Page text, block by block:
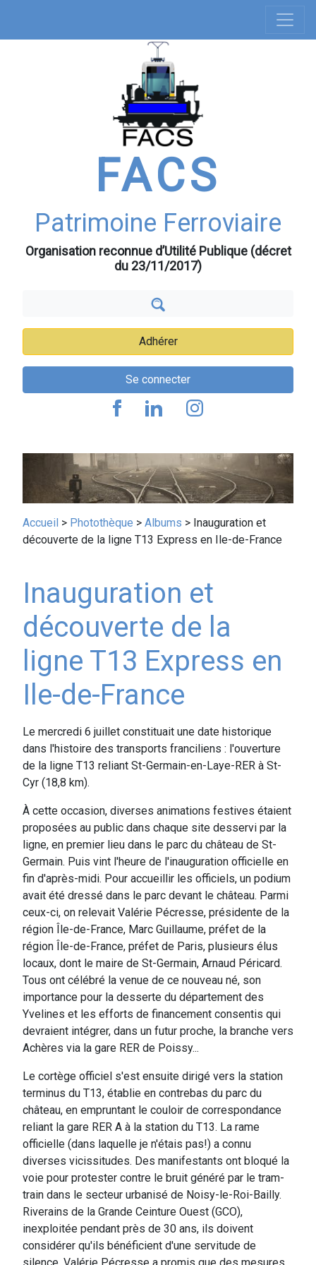
contenu
FACS
Patrimoine Ferroviaire
Organisation reconnue d’Utilité Publique (décret
du 23/11/2017)
Adhérer
Se connecter
principale
Fil
Accueil Photothèque Albums
Inauguration et
découverte de la ligne T13 Express en Ile-de-France
Inauguration et
découverte de la
ligne T13 Express en
Ile-de-France
Le mercredi 6 juillet constituait une date historique
dans l'histoire des transports franciliens : l'ouverture
de la ligne T13 reliant St-Germain-en-Laye-RER à St-
Cyr (18,8 km).
À cette occasion, diverses animations festives étaient
proposées au public dans chaque site desservi par la
ligne, en premier lieu dans le parc du château de St-
Germain. Puis vint l'heure de l'inauguration officielle en
fin d'après-midi. Pour accueillir les officiels, un podium
avait été dressé dans le parc devant le château. Parmi
ceux-ci, on relevait Valérie Pécresse, présidente de la
région Île-de-France, Marc Guillaume, préfet de la
région Île-de-France, préfet de Paris, plusieurs élus
locaux, dont le maire de St-Germain, Arnaud Péricard.
Tous ont célébré la venue de ce nouveau né, son
importance pour la desserte du département des
Yvelines et les efforts de financement consentis qui
devraient intégrer, dans un futur proche, la branche vers
Achères via la gare RER de Poissy...
Le cortège officiel s'est ensuite dirigé vers la station
terminus du T13, établie en contrebas du parc du
château, en empruntant le couloir de correspondance
reliant la gare RER A à la station du T13. La rame
officielle (dans laquelle je n'étais pas!) a connu
diverses vicissitudes. Des manifestants ont bloqué la
voie pour protester contre le bruit généré par le tram-
train dans le secteur urbanisé de Noisy-le-Roi-Bailly.
Riverains de la Grande Ceinture Ouest (GCO),
inexploitée pendant près de 30 ans, ils doivent
considérer qu'ils bénéficient d'une servitude de
silence. Valérie Pécresse a promis que des mesures